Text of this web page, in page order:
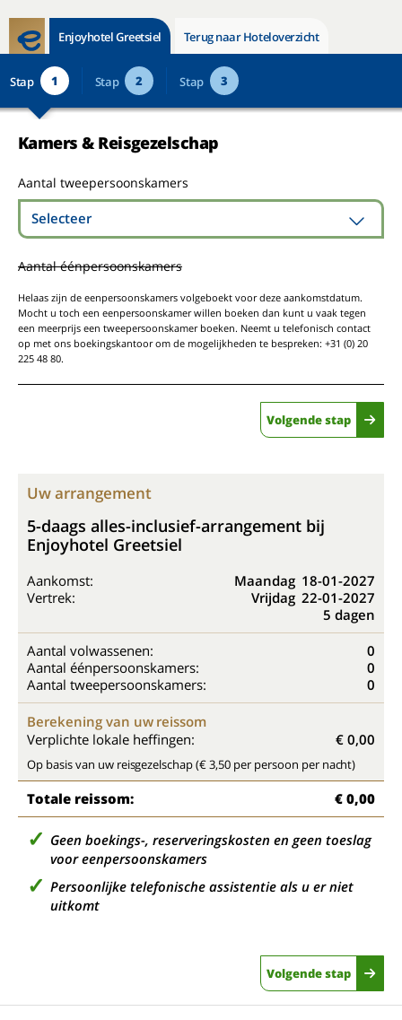
Enjoyhotel Greetsiel Terug naar Hoteloverzicht
Stap 1 Stap 2 Stap 3
Kamers & Reisgezelschap
Aantal tweepersoonskamers
Selecteer
Aantal éénpersoonskamers
Helaas zijn de eenpersoonskamers volgeboekt voor deze aankomstdatum.
Mocht u toch een eenpersoonskamer willen boeken dan kunt u vaak tegen
een meerprijs een tweepersoonskamer boeken. Neemt u telefonisch contact
op met ons boekingskantoor om de mogelijkheden te bespreken: +31 (0) 20
225 48 80.
Volgende stap
Uw arrangement
5-daags alles-inclusief-arrangement bij
Enjoyhotel Greetsiel
Aankomst: Maandag 18-01-2027
Vertrek:
Vrijdag 22-01-2027
5 dagen
Aantal volwassenen:
0
Aantal éénpersoonskamers:
0
Aantal tweepersoonskamers:
0
Berekening van uw reissom
Verplichte lokale heffingen:
€ 0,00
Op basis van uw reisgezelschap (€ 3,50 per persoon per nacht)
Totale reissom: € 0,00
Geen boekings-, reserveringskosten en geen toeslag
voor eenpersoonskamers
Persoonlijke telefonische assistentie als u er niet
uitkomt
Volgende stap